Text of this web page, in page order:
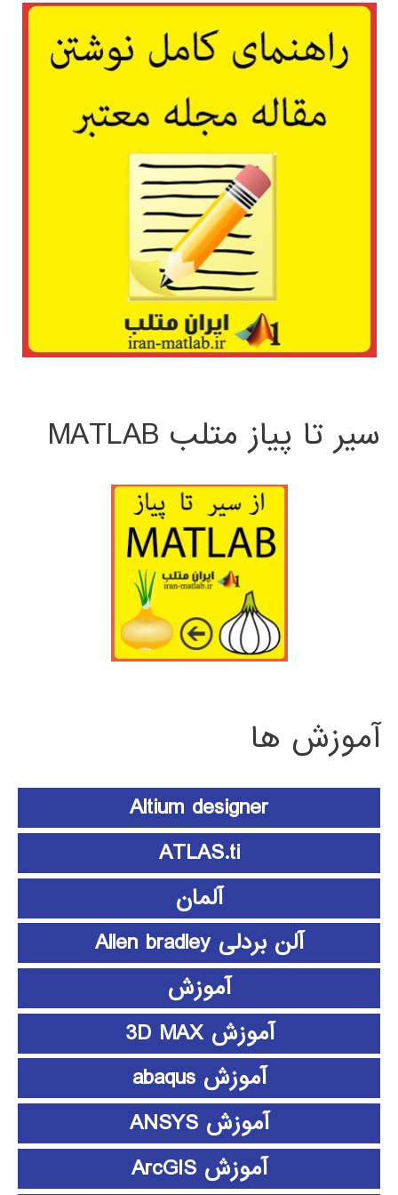
سیر تا پیاز متلب MATLAB
آموزش ها
Altium designer
ATLAS.ti
آلمان
آلن بردلی Allen bradley
آموزش
آموزش 3D MAX
آموزش abaqus
آموزش ANSYS
آموزش ArcGIS